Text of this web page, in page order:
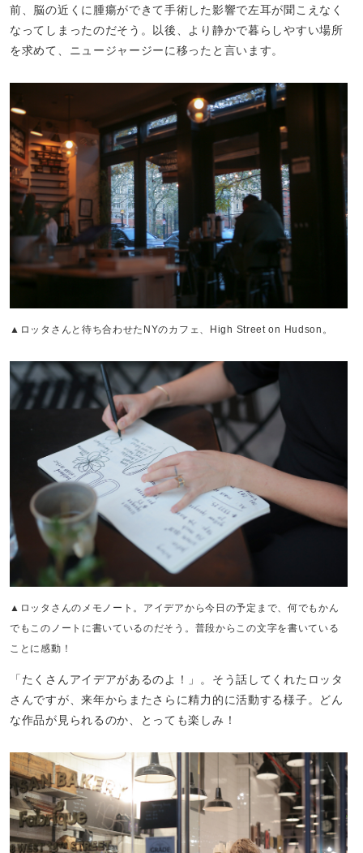
前、脳の近くに腫瘍ができて手術した影響で左耳が聞こえなく
なってしまったのだそう。以後、より静かで暮らしやすい場所
を求めて、ニュージャージーに移ったと言います。
▲ロッタさんと待ち合わせたNYのカフェ、High Street on Hudson。
▲ロッタさんのメモノート。アイデアから今日の予定まで、何でもかん
でもこのノートに書いているのだそう。普段からこの文字を書いている
ことに感動！
「たくさんアイデアがあるのよ！」。そう話してくれたロッタ
さんですが、来年からまたさらに精力的に活動する様子。どん
な作品が見られるのか、とっても楽しみ！